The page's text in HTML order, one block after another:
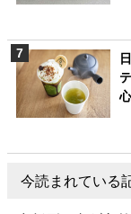
今読まれている